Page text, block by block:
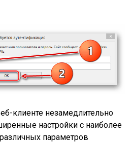
клиенте незамедлительно
настройки с наиболее
параметров